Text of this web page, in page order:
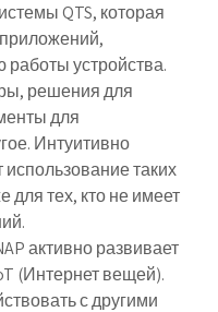
QTS, которая
устройства.
решения для
для
Интуитивно
таких
тех, кто не имеет
активно развивает
(Интернет вещей).
с другими